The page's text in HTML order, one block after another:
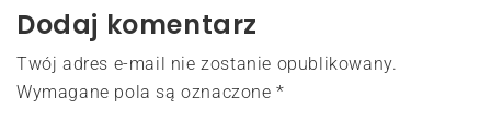
Dodaj komentarz
Twój adres e-mail nie zostanie opublikowany.
Wymagane pola są oznaczone*